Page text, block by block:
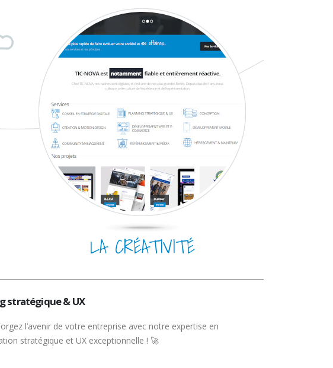
LA CRÉATIVITÉ
stratégique & UX
l’avenir de votre entreprise avec notre expertise en
stratégique et UX exceptionnelle ! 🚀